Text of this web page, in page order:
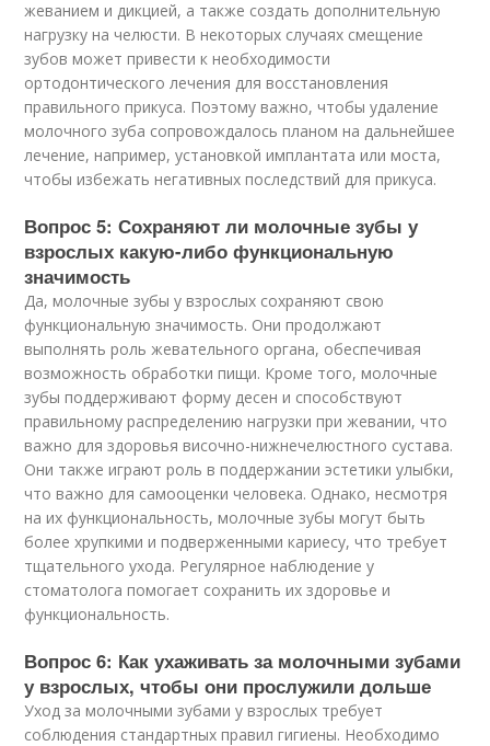
жеванием и дикцией, а также создать дополнительную
нагрузку на челюсти. В некоторых случаях смещение
зубов может привести к необходимости
ортодонтического лечения для восстановления
правильного прикуса. Поэтому важно, чтобы удаление
молочного зуба сопровождалось планом на дальнейшее
лечение, например, установкой имплантата или моста,
чтобы избежать негативных последствий для прикуса.
Вопрос 5: Сохраняют ли молочные зубы у
взрослых какую-либо функциональную
значимость
Да, молочные зубы у взрослых сохраняют свою
функциональную значимость. Они продолжают
выполнять роль жевательного органа, обеспечивая
возможность обработки пищи. Кроме того, молочные
зубы поддерживают форму десен и способствуют
правильному распределению нагрузки при жевании, что
важно для здоровья височно-нижнечелюстного сустава.
Они также играют роль в поддержании эстетики улыбки,
что важно для самооценки человека. Однако, несмотря
на их функциональность, молочные зубы могут быть
более хрупкими и подверженными кариесу, что требует
тщательного ухода. Регулярное наблюдение у
стоматолога помогает сохранить их здоровье и
функциональность.
Вопрос 6: Как ухаживать за молочными зубами
у взрослых, чтобы они прослужили дольше
Уход за молочными зубами у взрослых требует
соблюдения стандартных правил гигиены. Необходимо